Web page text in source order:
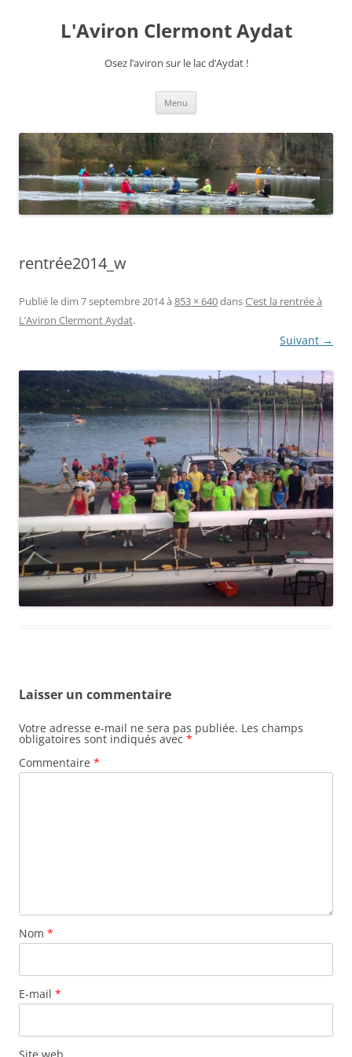
L'Aviron Clermont Aydat
Osez l’aviron sur le lac d’Aydat !
Menu
rentrée2014_w
Publié ledim 7 septembre 2014à 853 × 640dansC’est la rentrée à
L’Aviron Clermont Aydat.
Suivant →
Laisser un commentaire
Votre adresse e-mail ne sera pas publiée. Les champs
obligatoires sont indiqués avec *
Commentaire *
Nom *
E-mail *